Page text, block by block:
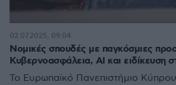
Νομικές σπουδές με παγκόσμιες
Κυβερνοασφάλεια, AI και ειδίκευση
Το Ευρωπαϊκό Πανεπιστήμιο
02.07.2025, 09:04